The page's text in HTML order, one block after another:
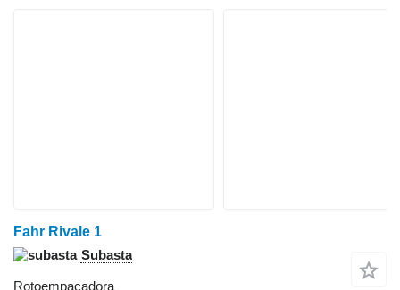
Fahr Rivale 1
Subasta
Rotoempacadora